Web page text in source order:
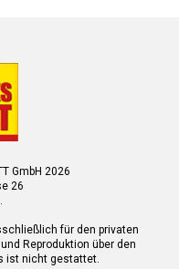
GmbH 2026
26
für den privaten
Reproduktion über den
ist nicht gestattet.